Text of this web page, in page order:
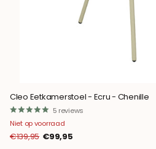
Cleo Eetkamerstoel - Ecru - Chenille
5 reviews
Niet op voorraad
€139,95 €99,95